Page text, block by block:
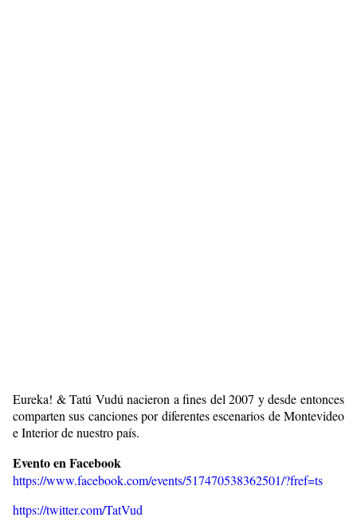
Eureka! & Tatú Vudú nacieron a fines del 2007 y desde entonces
comparten sus canciones por diferentes escenarios de Montevideo
e Interior de nuestro país.
Evento en Facebook
https://www.facebook.com/events/517470538362501/?fref=ts
https://twitter.com/TatVud